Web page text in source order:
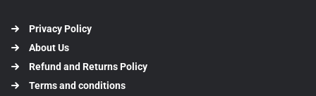
Privacy Policy
About Us
Refund and Returns Policy
Terms and conditions